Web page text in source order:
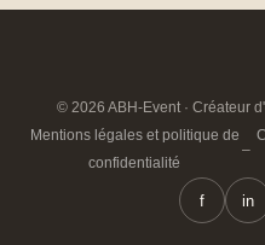
© 2026 ABH-Event · Créateur
Mentions légales et politique de
confidentialité
–
f in